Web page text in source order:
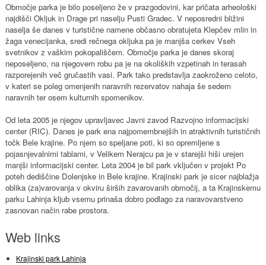
Območje parka je bilo poseljeno že v prazgodovini, kar pričata arheološki
najdišči Okljuk in Drage pri naselju Pusti Gradec. V neposredni bližini
naselja še danes v turistične namene občasno obratujeta Klepčev mlin in
žaga venecijanka, sredi rečnega okljuka pa je manjša cerkev Vseh
svetnikov z vaškim pokopališčem. Območje parka je danes skoraj
neposeljeno, na njegovem robu pa je na okoliških vzpetinah in terasah
razporejenih več gručastih vasi. Park tako predstavlja zaokroženo celoto,
v kateri se poleg omenjenih naravnih rezervatov nahaja še sedem
naravnih ter osem kulturnih spomenikov.
Od leta 2005 je njegov upravljavec Javni zavod Razvojno informacijski
center (RIC). Danes je park ena najpomembnejših in atraktivnih turističnih
točk Bele krajine. Po njem so speljane poti, ki so opremljene s
pojasnjevalnimi tablami, v Velikem Nerajcu pa je v starejši hiši urejen
manjši informacijski center. Leta 2004 je bil park vključen v projekt Po
poteh dediščine Dolenjske in Bele krajine. Krajinski park je sicer najblažja
oblika (za)varovanja v okviru širših zavarovanih območij, a ta Krajinskemu
parku Lahinja kljub vsemu prinaša dobro podlago za naravovarstveno
zasnovan način rabe prostora.
Web links
Krajinski park Lahinja